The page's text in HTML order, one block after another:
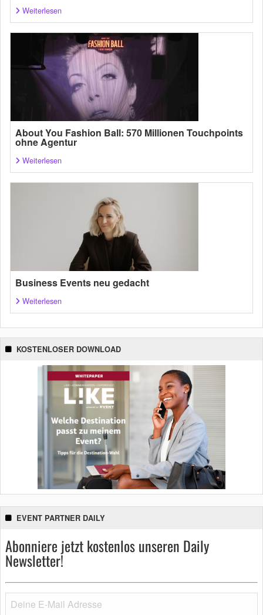
Weiterlesen
About You Fashion Ball: 570 Millionen Touchpoints
ohne Agentur
Weiterlesen
Business Events neu gedacht
Weiterlesen
KOSTENLOSER DOWNLOAD
EVENT PARTNER DAILY
Abonniere jetzt kostenlos unseren Daily
Newsletter!